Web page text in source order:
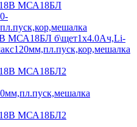
МСА18БЛ б\щет1х4.0Ач,Li-